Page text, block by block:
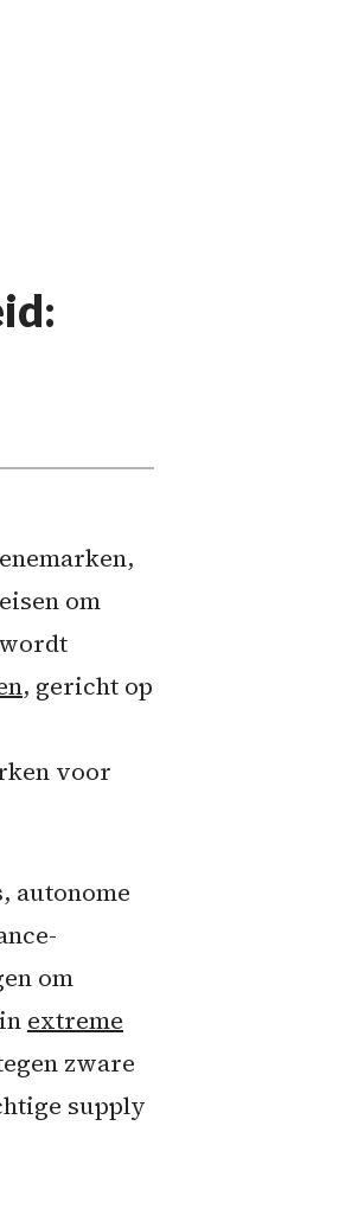
om
, gericht op
voor
autonome
om
extreme
zware
supply